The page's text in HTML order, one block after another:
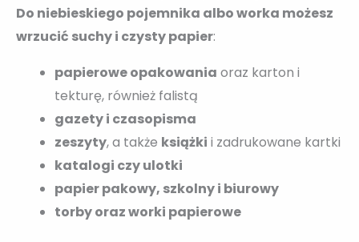
Do niebieskiego pojemnika albo worka możesz
wrzucić suchy i czysty papier:
papierowe opakowania oraz karton i
tekturę, również falistą
gazety i czasopisma
zeszyty, a także książki i zadrukowane kartki
katalogi czy ulotki
papier pakowy, szkolny i biurowy
torby oraz worki papierowe